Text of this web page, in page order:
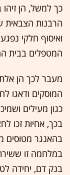
כך למשל, הן זיהו
הרבנות הצבאית
ואיסוף חלקי
המטפלים בבית
מעבר לכך הן
המוסקים ודאגו
כגון מעילים
בכך, אחיות זכו
בהאנגר מטוסים
במלחמה זו
בנק דם, יחידה